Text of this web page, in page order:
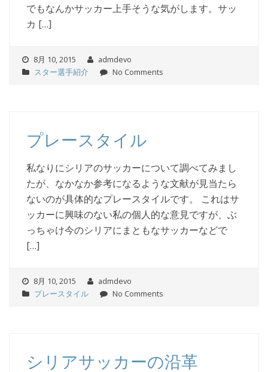
でもなんかサッカー上手そうな気がします。サッ
カ […]
8月 10, 2015
admdevo
スター選手紹介
No Comments
プレースタイル
私なりにシリアのサッカーについて調べてみまし
たが、なかなか参考になるような文献が見当たら
ないのが具体的なプレースタイルです。 これはサ
ッカーに興味のない私の個人的な意見ですが、ぶ
っちゃけ今のシリアにまともなサッカーなどで
[…]
8月 10, 2015
admdevo
プレースタイル
No Comments
シリアサッカーの沿革